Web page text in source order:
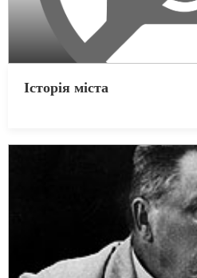
Історія міста